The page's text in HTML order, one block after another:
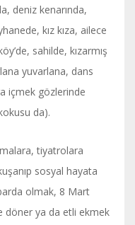
deniz kenarında,
kız kıza, ailece
sahilde, kızarmış
yuvarlana, dans
içmek gözlerinde
da).
tiyatrolara
sosyal hayata
olmak, 8 Mart
döner ya da etli ekmek